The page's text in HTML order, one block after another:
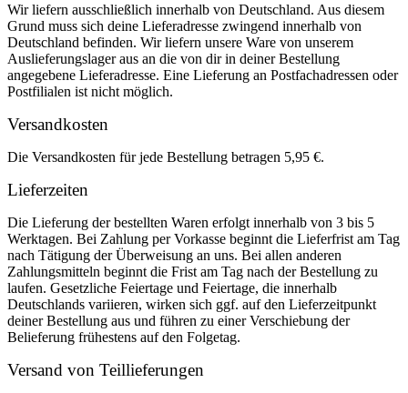
Wir liefern ausschließlich innerhalb von Deutschland. Aus diesem
Grund muss sich deine Lieferadresse zwingend innerhalb von
Deutschland befinden. Wir liefern unsere Ware von unserem
Auslieferungslager aus an die von dir in deiner Bestellung
angegebene Lieferadresse. Eine Lieferung an Postfachadressen oder
Postfilialen ist nicht möglich.
Versandkosten
Die Versandkosten für jede Bestellung betragen 5,95 €.
Lieferzeiten
Die Lieferung der bestellten Waren erfolgt innerhalb von 3 bis 5
Werktagen. Bei Zahlung per Vorkasse beginnt die Lieferfrist am Tag
nach Tätigung der Überweisung an uns. Bei allen anderen
Zahlungsmitteln beginnt die Frist am Tag nach der Bestellung zu
laufen. Gesetzliche Feiertage und Feiertage, die innerhalb
Deutschlands variieren, wirken sich ggf. auf den Lieferzeitpunkt
deiner Bestellung aus und führen zu einer Verschiebung der
Belieferung frühestens auf den Folgetag.
Versand von Teillieferungen